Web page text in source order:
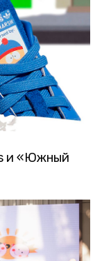
и «Южный